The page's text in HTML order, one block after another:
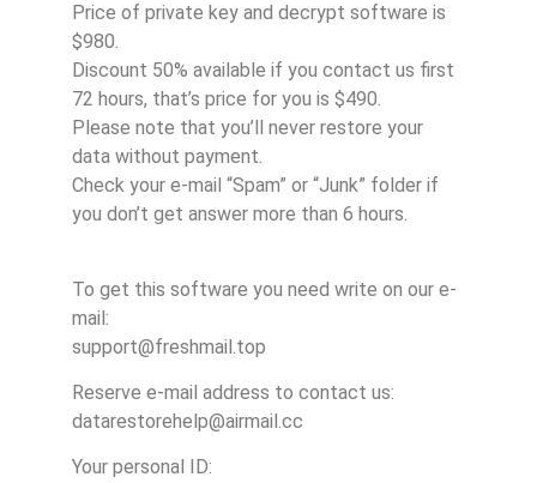
Price of private key and decrypt software is
$980.
Discount 50% available if you contact us first
72 hours, that’s price for you is $490.
Please note that you’ll never restore your
data without payment.
Check your e-mail “Spam” or “Junk” folder if
you don’t get answer more than 6 hours.
To get this software you need write on our e-
mail:
support@freshmail.top
Reserve e-mail address to contact us:
datarestorehelp@airmail.cc
Your personal ID: